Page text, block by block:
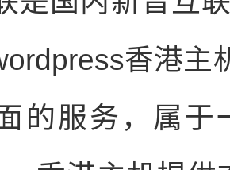
香港主
的服务，属